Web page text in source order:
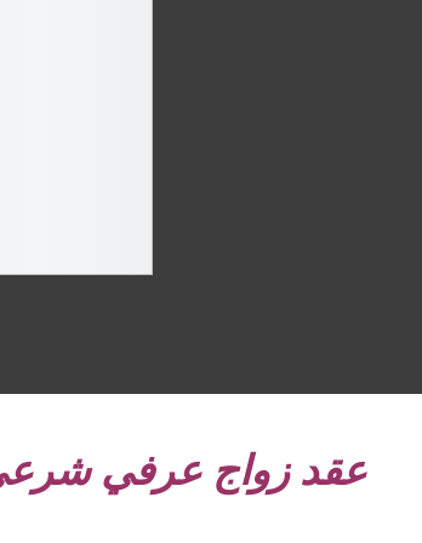
عقد زواج عرفي